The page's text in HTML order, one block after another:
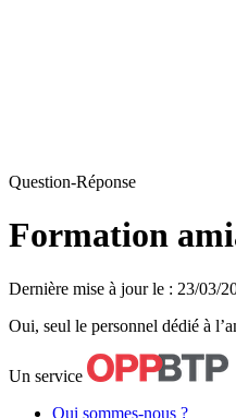
Question-Réponse
Formation
Dernière mise à jour le : 23/03/
Oui, seul le personnel dédié à
Un service
Qui sommes-nous ?